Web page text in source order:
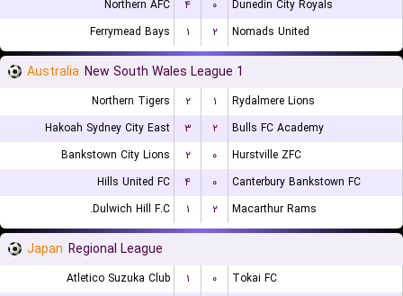
Northern AFC
۴ ۰
Dunedin City Royals
Ferrymead Bays
۱ ۲ Nomads United
Australia New South Wales League 1
Northern Tigers ۲ ۱
Rydalmere Lions
Hakoah Sydney City East
۳ ۲
Bulls FC Academy
Bankstown City Lions
۲ ۰
Hurstville ZFC
Hills United FC
۴ ۰
Canterbury Bankstown FC
Dulwich Hill F.C.
۱ ۲ Macarthur Rams
Japan Regional League
Atletico Suzuka Club ۱ ۰
Tokai FC